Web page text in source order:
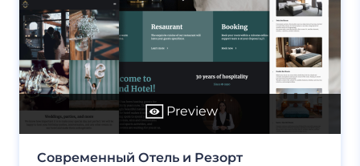
Preview
Современный Отель и Резорт